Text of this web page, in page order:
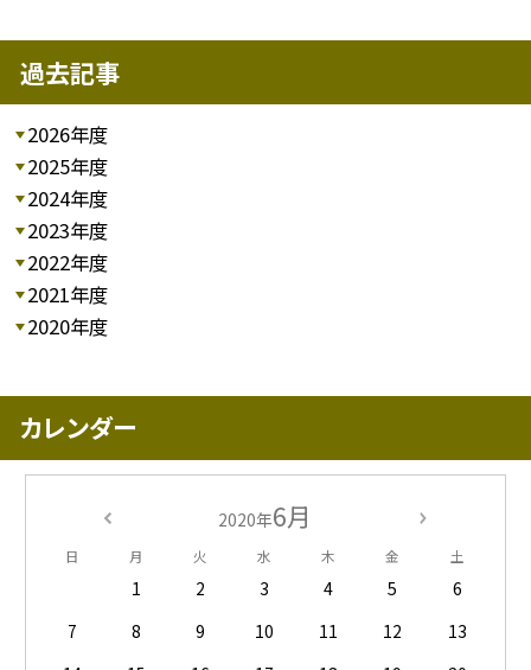
過去記事
2026年度
2025年度
2024年度
2023年度
2022年度
2021年度
2020年度
カレンダー
2020年6月
日 月 火 水 木 金 土
1 2 3 4 5
6
7
8 9 10 11 12
13